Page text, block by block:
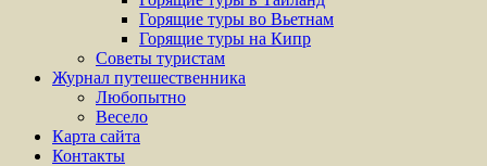
Горящие туры во Вьетнам
Горящие туры на Кипр
Советы туристам
Журнал путешественника
Любопытно
Весело
Карта сайта
Контакты